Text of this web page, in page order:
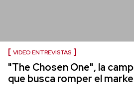
VIDEO ENTREVISTAS
"The Chosen One", la
que busca romper el